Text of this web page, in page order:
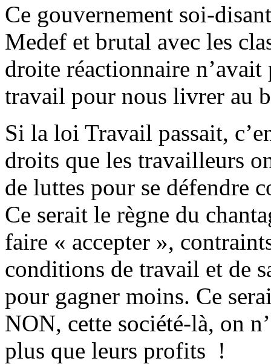
Ce gouvernement soi-
Medef et brutal avec les
droite réactionnaire
travail pour nous livrer au
Si la loi Travail passait,
droits que les travailleurs
de luttes pour se défendre
Ce serait le règne du
faire « accepter »,
conditions de travail et de
pour gagner moins. Ce
NON, cette société-là, on
plus que leurs profits !